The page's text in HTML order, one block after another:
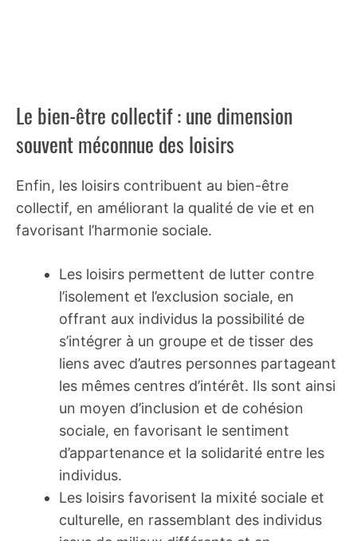
Le bien-être collectif : une dimension
souvent méconnue des loisirs
Enfin, les loisirs contribuent au bien-être
collectif, en améliorant la qualité de vie et en
favorisant l’harmonie sociale.
Les loisirs permettent de lutter contre
l’isolement et l’exclusion sociale, en
offrant aux individus la possibilité de
s’intégrer à un groupe et de tisser des
liens avec d’autres personnes partageant
les mêmes centres d’intérêt. Ils sont ainsi
un moyen d’inclusion et de cohésion
sociale, en favorisant le sentiment
d’appartenance et la solidarité entre les
individus.
Les loisirs favorisent la mixité sociale et
culturelle, en rassemblant des individus